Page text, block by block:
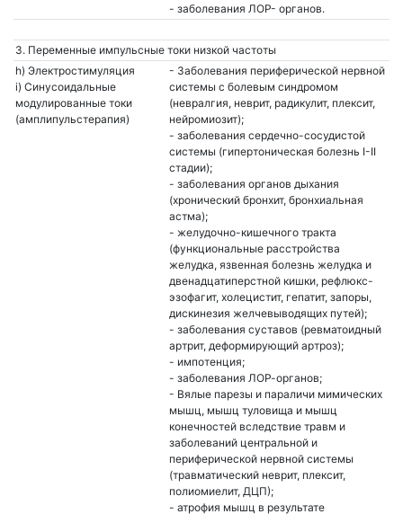
- заболевания ЛОР- органов.
3. Переменные импульсные токи низкой частоты
h) Электростимуляция
i) Синусоидальные
модулированные токи
(амплипульстерапия)
- Заболевания периферической нервной
системы с болевым синдромом
(невралгия, неврит, радикулит, плексит,
нейромиозит);
- заболевания сердечно-сосудистой
системы (гипертоническая болезнь I-II
стадии);
- заболевания органов дыхания
(хронический бронхит, бронхиальная
астма);
- желудочно-кишечного тракта
(функциональные расстройства
желудка, язвенная болезнь желудка и
двенадцатиперстной кишки, рефлюкс-
эзофагит, холецистит, гепатит, запоры,
дискинезия желчевыводящих путей);
- заболевания суставов (ревматоидный
артрит, деформирующий артроз);
- импотенция;
- заболевания ЛОР-органов;
- Вялые парезы и параличи мимических
мышц, мышц туловища и мышц
конечностей вследствие травм и
заболеваний центральной и
периферической нервной системы
(травматический неврит, плексит,
полиомиелит, ДЦП);
- атрофия мышц в результате